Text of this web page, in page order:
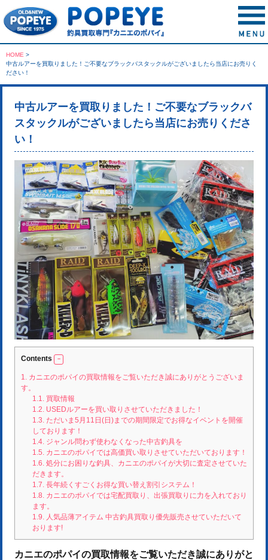
HOME >
中古ルアーを買取りました！ご不要なブラックバスタックルがございましたら当店にお売りく
ださい！
中古ルアーを買取りました！ご不要なブラックバ
スタックルがございましたら当店にお売りくださ
い！
Contents
1. カニエのポパイの買取情報をご覧いただき誠にありがとうございま
す。
1.1.買取情報
1.2.USEDルアーを買い取りさせていただきました！
1.3.ただいま5月11日(日)までの期間限定でお得なイベントを開催
しております！
1.4.ジャンル問わず使わなくなった中古釣具を
1.5.カニエのポパイでは高価買い取りさせていただいております！
1.6.処分にお困りな釣具、カニエのポパイが大切に査定させていた
だきます。
1.7.長年続くすごくお得な買い替え割引システム！
1.8.カニエのポパイでは宅配買取り、出張買取りに力を入れており
ます。
1.9.人気品薄アイテム 中古釣具買取り優先販売させていただいて
おります!
カニエのポパイの買取情報をご覧いただき誠にありがと